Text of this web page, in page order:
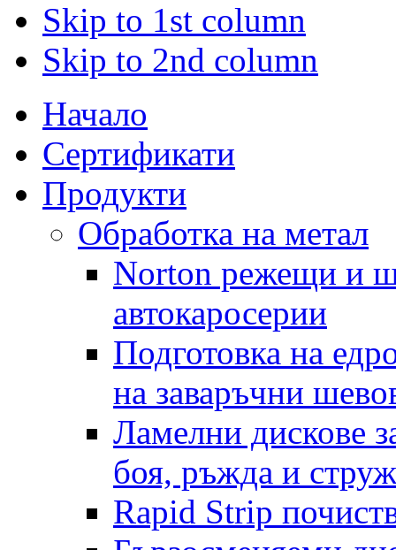
Skip to 1st column
Skip to 2nd column
Начало
Сертификати
Продукти
Обработка на метал
Norton режещи и
автокаросерии
Подготовка на
на заваръчни
Ламелни дискове
боя, ръжда и
Rapid Strip